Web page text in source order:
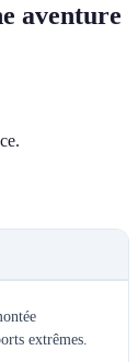
aventure
extrêmes.